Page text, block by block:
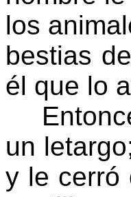
los
bestias
él que lo
un
y le cerró